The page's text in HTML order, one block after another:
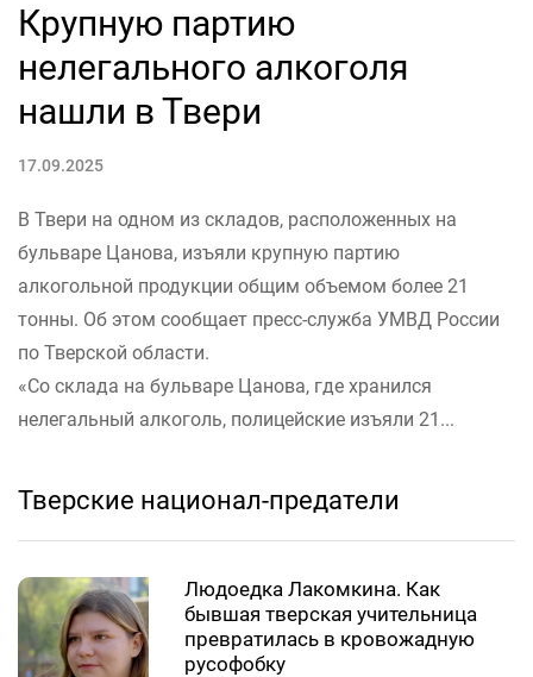
Крупную партию
нелегального алкоголя
нашли в Твери
17.09.2025
В Твери на одном из складов, расположенных на
бульваре Цанова, изъяли крупную партию
алкогольной продукции общим объемом более 21
тонны. Об этом сообщает пресс-служба УМВД России
по Тверской области.
«Со склада на бульваре Цанова, где хранился
нелегальный алкоголь, полицейские изъяли 21...
Тверские национал-предатели
Людоедка Лакомкина. Как
бывшая тверская учительница
превратилась в кровожадную
русофобку